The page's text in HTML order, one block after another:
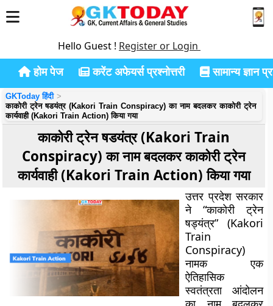
Hello Guest ! Register or Login
होम पेज करेंट अफेयर्स प्रश्नोत्तरी सामान्य ज्ञान
GKToday हिंदी
काकोरी ट्रेन षडयंत्र (Kakori Train Conspiracy) का नाम बदलकर काकोरी ट्रेन
कार्यवाही (Kakori Train Action) किया गया
काकोरी ट्रेन षडयंत्र (Kakori Train
Conspiracy) का नाम बदलकर काकोरी ट्रेन
कार्यवाही (Kakori Train Action) किया गया
उत्तर प्रदेश सरकार
ने “काकोरी ट्रेन
षड्यंत्र” (Kakori
Train
Conspiracy)
नामक एक
ऐतिहासिक
स्वतंत्रता आंदोलन